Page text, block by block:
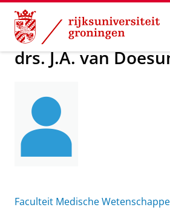
Skip
Content
Skip
Navigation
Over ons drs. J.A. van
drs. J.A. van
Faculteit Medische